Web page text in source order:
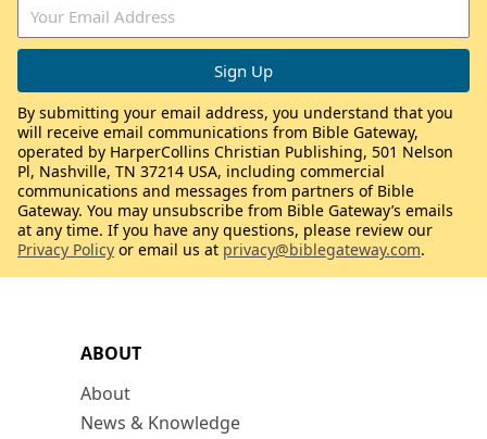
ABOUT
About
News & Knowledge
By submitting your email address, you understand that you
will receive email communications from Bible Gateway,
operated by HarperCollins Christian Publishing, 501 Nelson
Pl, Nashville, TN 37214 USA, including commercial
communications and messages from partners of Bible
Gateway. You may unsubscribe from Bible Gateway’s emails
at any time. If you have any questions, please review our
Privacy Policy or email us at privacy@biblegateway.com.